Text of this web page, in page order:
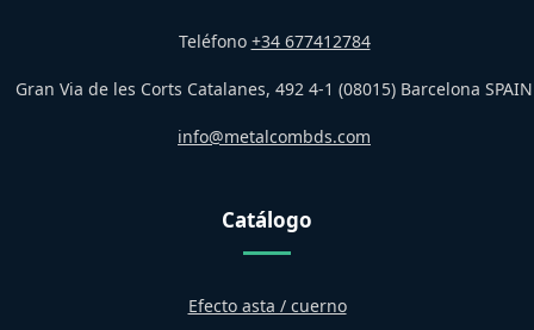
Teléfono +34 677412784
Gran Via de les Corts Catalanes, 492 4-1 (08015) Barcelona SPAIN
info@metalcombds.com
Catálogo
Efecto asta / cuerno